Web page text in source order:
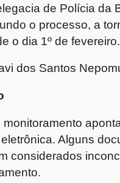
de Polícia da
o processo, a
o dia 1º de fevereiro.
dos Santos
Alguns
considerados